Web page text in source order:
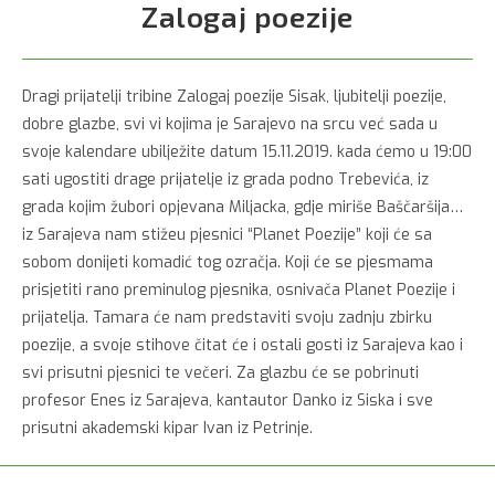
Zalogaj poezije
Dragi prijatelji tribine Zalogaj poezije Sisak, ljubitelji poezije,
dobre glazbe, svi vi kojima je Sarajevo na srcu već sada u
svoje kalendare ubilježite datum 15.11.2019. kada ćemo u 19:00
sati ugostiti drage prijatelje iz grada podno Trebevića, iz
grada kojim žubori opjevana Miljacka, gdje miriše Baščaršija…
iz Sarajeva nam stižeu pjesnici “Planet Poezije” koji će sa
sobom donijeti komadić tog ozračja. Koji će se pjesmama
prisjetiti rano preminulog pjesnika, osnivača Planet Poezije i
prijatelja. Tamara će nam predstaviti svoju zadnju zbirku
poezije, a svoje stihove čitat će i ostali gosti iz Sarajeva kao i
svi prisutni pjesnici te večeri. Za glazbu će se pobrinuti
profesor Enes iz Sarajeva, kantautor Danko iz Siska i sve
prisutni akademski kipar Ivan iz Petrinje.